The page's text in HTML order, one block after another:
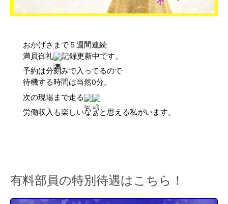
おかげさまで５週間連続
満員御礼
記録更新中です。
予約は分刻みで入ってるので
待機する時間は当然0分。
次の現場まで走る
労働収入も楽しいなぁと思える私がいます。
有料部員の特別待遇はこちら！